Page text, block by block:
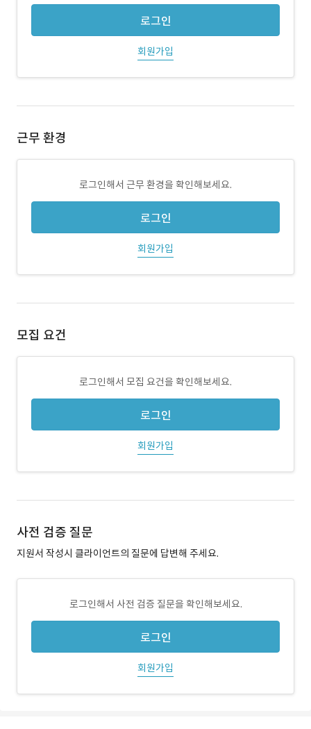
로그인
회원가입
근무 환경
로그인해서 근무 환경을 확인해보세요.
로그인
회원가입
모집 요건
로그인해서 모집 요건을 확인해보세요.
로그인
회원가입
사전 검증 질문
지원서 작성시 클라이언트의 질문에 답변해 주세요.
로그인해서 사전 검증 질문을 확인해보세요.
로그인
회원가입